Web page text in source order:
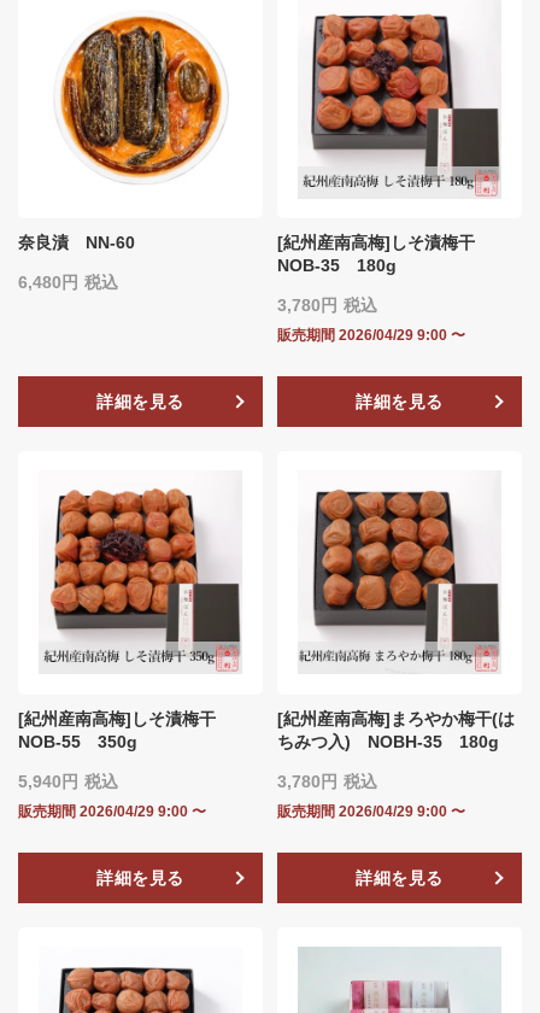
奈良漬 NN-60
6,480 税込
詳細を見る
[紀州産南高梅]しそ漬梅干
NOB‐35 180g
3,780 税込
販売期間 2026/04/29 9:00 〜
詳細を見る
[紀州産南高梅]しそ漬梅干
NOB-55 350g
5,940 税込
販売期間 2026/04/29 9:00 〜
詳細を見る
[紀州産南高梅]まろやか梅干(は
ちみつ入) NOBH‐35 180g
3,780 税込
販売期間 2026/04/29 9:00 〜
詳細を見る